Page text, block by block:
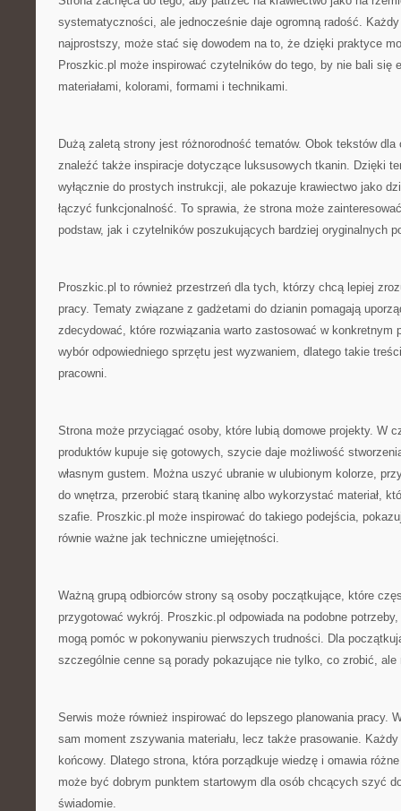
systematyczności, ale jednocześnie daje ogromną radość.
najprostszy, może stać się dowodem na to, że dzięki praktyce
Proszkic.pl może inspirować czytelników do tego, by nie bali się
materiałami, kolorami, formami i technikami.
Dużą zaletą strony jest różnorodność tematów. Obok tekstów
znaleźć także inspiracje dotyczące luksusowych tkanin. Dzięki
wyłącznie do prostych instrukcji, ale pokazuje krawiectwo jako
łączyć funkcjonalność. To sprawia, że strona może
podstaw, jak i czytelników poszukujących bardziej oryginalnych
Proszkic.pl to również przestrzeń dla tych, którzy chcą lepiej
pracy. Tematy związane z gadżetami do dzianin pomagają
zdecydować, które rozwiązania warto zastosować w konkretnym
wybór odpowiedniego sprzętu jest wyzwaniem, dlatego takie
pracowni.
Strona może przyciągać osoby, które lubią domowe projekty. W
produktów kupuje się gotowych, szycie daje możliwość
własnym gustem. Można uszyć ubranie w ulubionym kolorze,
do wnętrza, przerobić starą tkaninę albo wykorzystać materiał,
szafie. Proszkic.pl może inspirować do takiego podejścia,
równie ważne jak techniczne umiejętności.
Ważną grupą odbiorców strony są osoby początkujące, które
przygotować wykrój. Proszkic.pl odpowiada na podobne
mogą pomóc w pokonywaniu pierwszych trudności. Dla
szczególnie cenne są porady pokazujące nie tylko, co zrobić, ale
Serwis może również inspirować do lepszego planowania pracy.
sam moment zszywania materiału, lecz także prasowanie. Każdy
końcowy. Dlatego strona, która porządkuje wiedzę i omawia
może być dobrym punktem startowym dla osób chcących szyć
świadomie.